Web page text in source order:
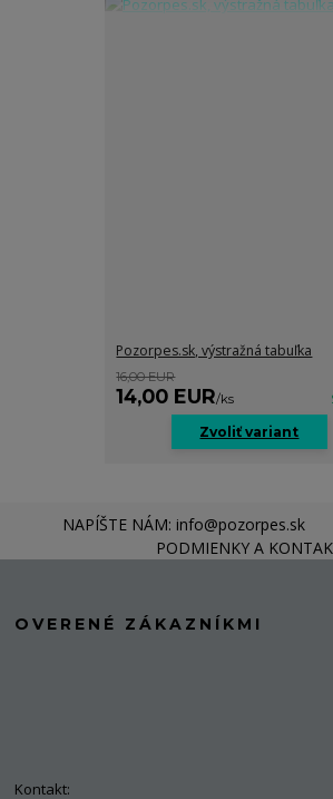
Pozorpes.sk, výstražná tabuľka
16,00 EUR
14,00 EUR/ks
Zvoliť variant
NAPÍŠTE NÁM: info@pozorpes.sk
PODMIENKY A
OVERENÉ ZÁKAZNÍKMI
Kontakt: